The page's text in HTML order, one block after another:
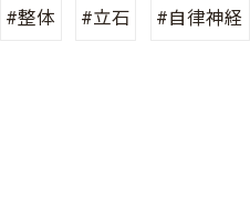
#整体 #立石 #自律神経